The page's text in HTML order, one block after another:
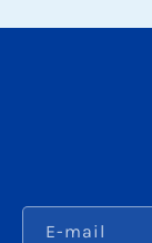
E-mail